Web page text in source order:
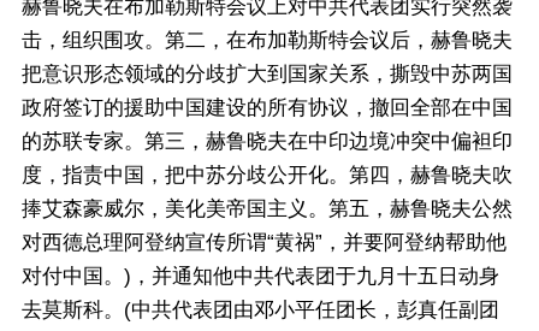
赫鲁晓夫在布加勒斯特会议上对中共代表团实行突然袭
击，组织围攻。第二，在布加勒斯特会议后，赫鲁晓夫
把意识形态领域的分歧扩大到国家关系，撕毁中苏两国
政府签订的援助中国建设的所有协议，撤回全部在中国
的苏联专家。第三，赫鲁晓夫在中印边境冲突中偏袒印
度，指责中国，把中苏分歧公开化。第四，赫鲁晓夫吹
捧艾森豪威尔，美化美帝国主义。第五，赫鲁晓夫公然
对西德总理阿登纳宣传所谓“黄祸”，并要阿登纳帮助他
对付中国。)，并通知他中共代表团于九月十五日动身
去莫斯科。(中共代表团由邓小平任团长，彭真任副团